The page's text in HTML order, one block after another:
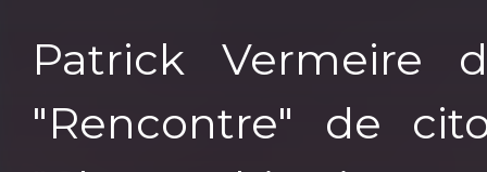
Patrick
"Rencontre" de